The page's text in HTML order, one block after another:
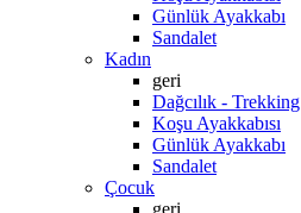
Günlük Ayakkabı
Sandalet
Kadın
geri
Dağcılık - Trekking
Koşu Ayakkabısı
Günlük Ayakkabı
Sandalet
Çocuk
geri